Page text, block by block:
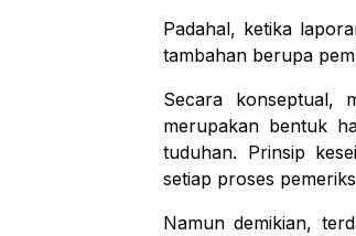
Padahal, ketika
tambahan berupa
Secara konseptual,
merupakan bentuk
tuduhan. Prinsip
setiap proses
Namun demikian,